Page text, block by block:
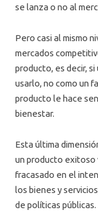
se lanza o no al
Pero casi al mismo
mercados
producto, es decir,
usarlo, no como un
producto le hace
bienestar.
Esta última
un producto exitoso
fracasado en el
los bienes y
de políticas públicas.